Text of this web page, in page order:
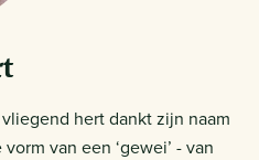
hert dankt zijn naam
van een ‘gewei’ - van